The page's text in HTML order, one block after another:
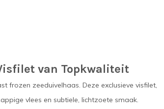
van Topkwaliteit
frozen zeeduivelhaas. Deze exclusieve visfilet,
vlees en subtiele, lichtzoete smaak.